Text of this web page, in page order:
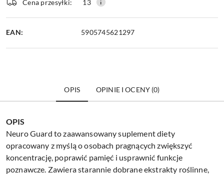
dostawa
Cena przesyłki:
13
EAN: 5905745621297
OPIS OPINIE I OCENY (0)
OPIS
Neuro Guard to zaawansowany suplement diety
opracowany z myślą o osobach pragnących zwiększyć
koncentrację, poprawić pamięć i usprawnić funkcje
poznawcze. Zawiera starannie dobrane ekstrakty roślinne,